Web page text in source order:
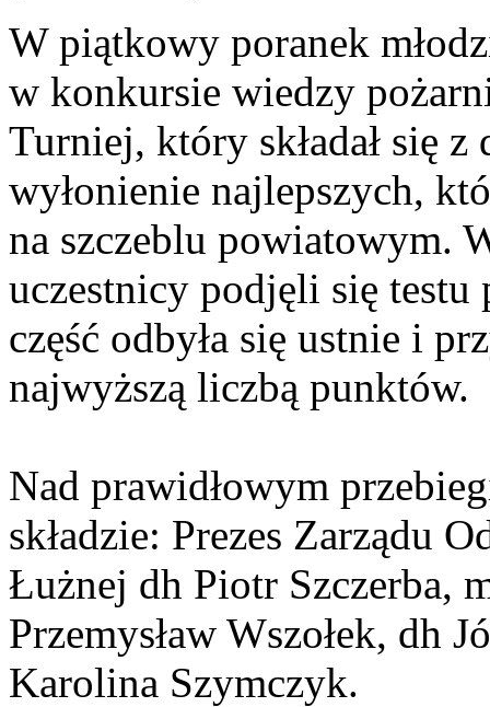
W piątkowy poranek
w konkursie wiedzy
Turniej, który składał się z
wyłonienie najlepszych,
na szczeblu powiatowym.
uczestnicy podjęli się testu
część odbyła się ustnie i
najwyższą liczbą punktów.
Nad prawidłowym
składzie: Prezes Zarządu
Łużnej dh Piotr Szczerba,
Przemysław Wszołek, dh
Karolina Szymczyk.